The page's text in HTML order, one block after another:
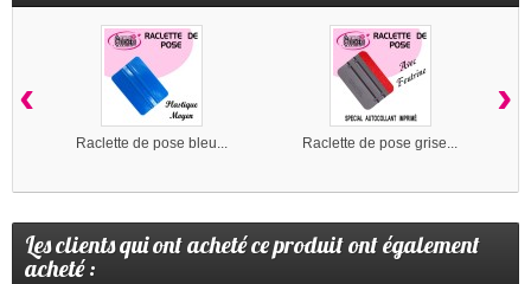
Raclette de pose bleu... Raclette de pose grise...
‹ ›
Les clients qui ont acheté ce produit ont également
acheté :